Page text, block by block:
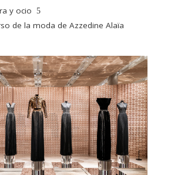
y ocio
de la moda de Azzedine Alaïa